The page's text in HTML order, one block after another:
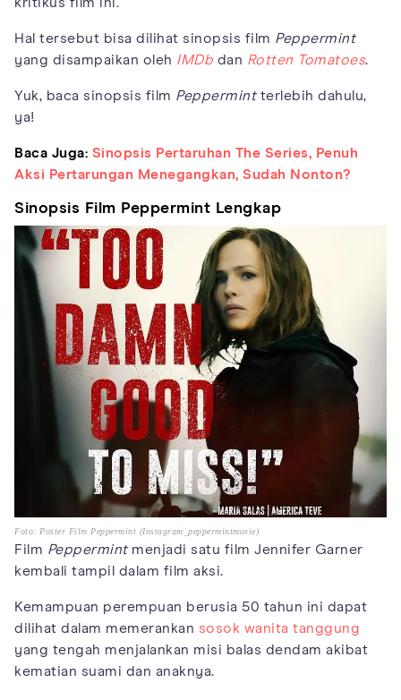
kritikus film ini.
Hal tersebut bisa dilihat sinopsis film Peppermint
yang disampaikan oleh IMDb dan Rotten Tomatoes.
Yuk, baca sinopsis film Peppermint terlebih dahulu,
ya!
Baca Juga: Sinopsis Pertaruhan The Series, Penuh
Aksi Pertarungan Menegangkan, Sudah Nonton?
Sinopsis Film Peppermint Lengkap
Foto: Poster Film Peppermint (Instagram_peppermintmovie)
Film Peppermint menjadi satu film Jennifer Garner
kembali tampil dalam film aksi.
Kemampuan perempuan berusia 50 tahun ini dapat
dilihat dalam memerankan sosok wanita tanggung
yang tengah menjalankan misi balas dendam akibat
kematian suami dan anaknya.